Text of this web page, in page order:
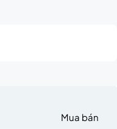
Mua bán